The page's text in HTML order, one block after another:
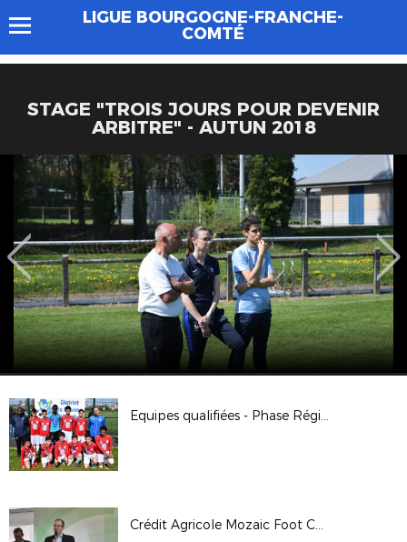
LIGUE BOURGOGNE-FRANCHE-
COMTÉ
STAGE "TROIS JOURS POUR DEVENIR
ARBITRE" - AUTUN 2018
Equipes qualifiées - Phase Régionale U13 Pitch 2018
Crédit Agricole Mozaic Foot Challenge